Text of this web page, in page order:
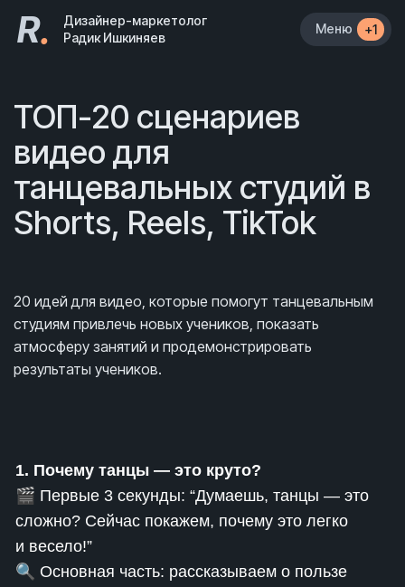
R.
Дизайнер-маркетолог
Радик Ишкиняев
Меню +1
ТОП-20 сценариев
видео для
танцевальных студий в
Shorts, Reels, TikTok
20 идей для видео, которые помогут танцевальным
студиям привлечь новых учеников, показать
атмосферу занятий и продемонстрировать
результаты учеников.
1. Почему танцы — это круто?
🎬 Первые 3 секунды: “Думаешь, танцы — это
сложно? Сейчас покажем, почему это легко
и весело!”
🔍 Основная часть: рассказываем о пользе